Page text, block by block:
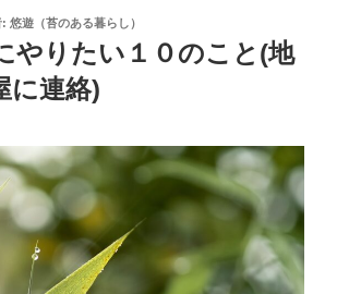
: 悠遊（苔のある暮らし）
やりたい１０のこと(地
に連絡)